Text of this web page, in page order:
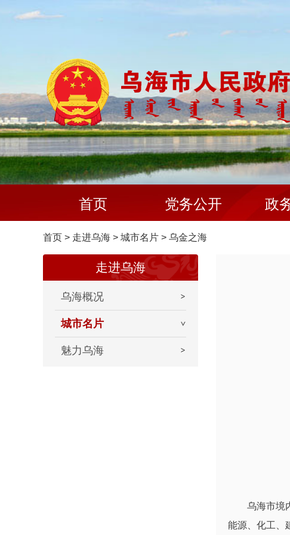
首页 党务公开 政
首页 > 走进乌海 > 城市名片 > 乌金之海
走进乌海
乌海概况
城市名片
魅力乌海
乌海市境内
能源、化工、